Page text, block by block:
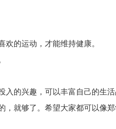
的运动，才能维持健康。
入的兴趣，可以丰富自己的生
，就够了。希望大家都可以像